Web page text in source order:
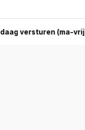
(ma-vrij)